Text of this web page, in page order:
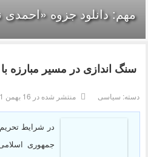
مهم: دانلود جزوه
سنگ اندازی در مسیر مبارزه
دسته: سیاسی منتشر شده در 16 بهمن 1391
در شرایط
جمهوری